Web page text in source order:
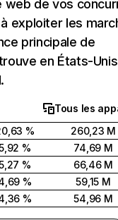
web de vos
exploiter les
principale de
en États-
Tous les
%
260,23 M
%
74,69 M
%
66,46 M
%
59,15 M
% 54,96 M